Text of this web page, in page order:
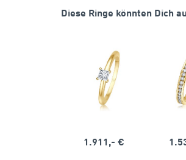
Diese Ringe könnten Dich
1.911,- €